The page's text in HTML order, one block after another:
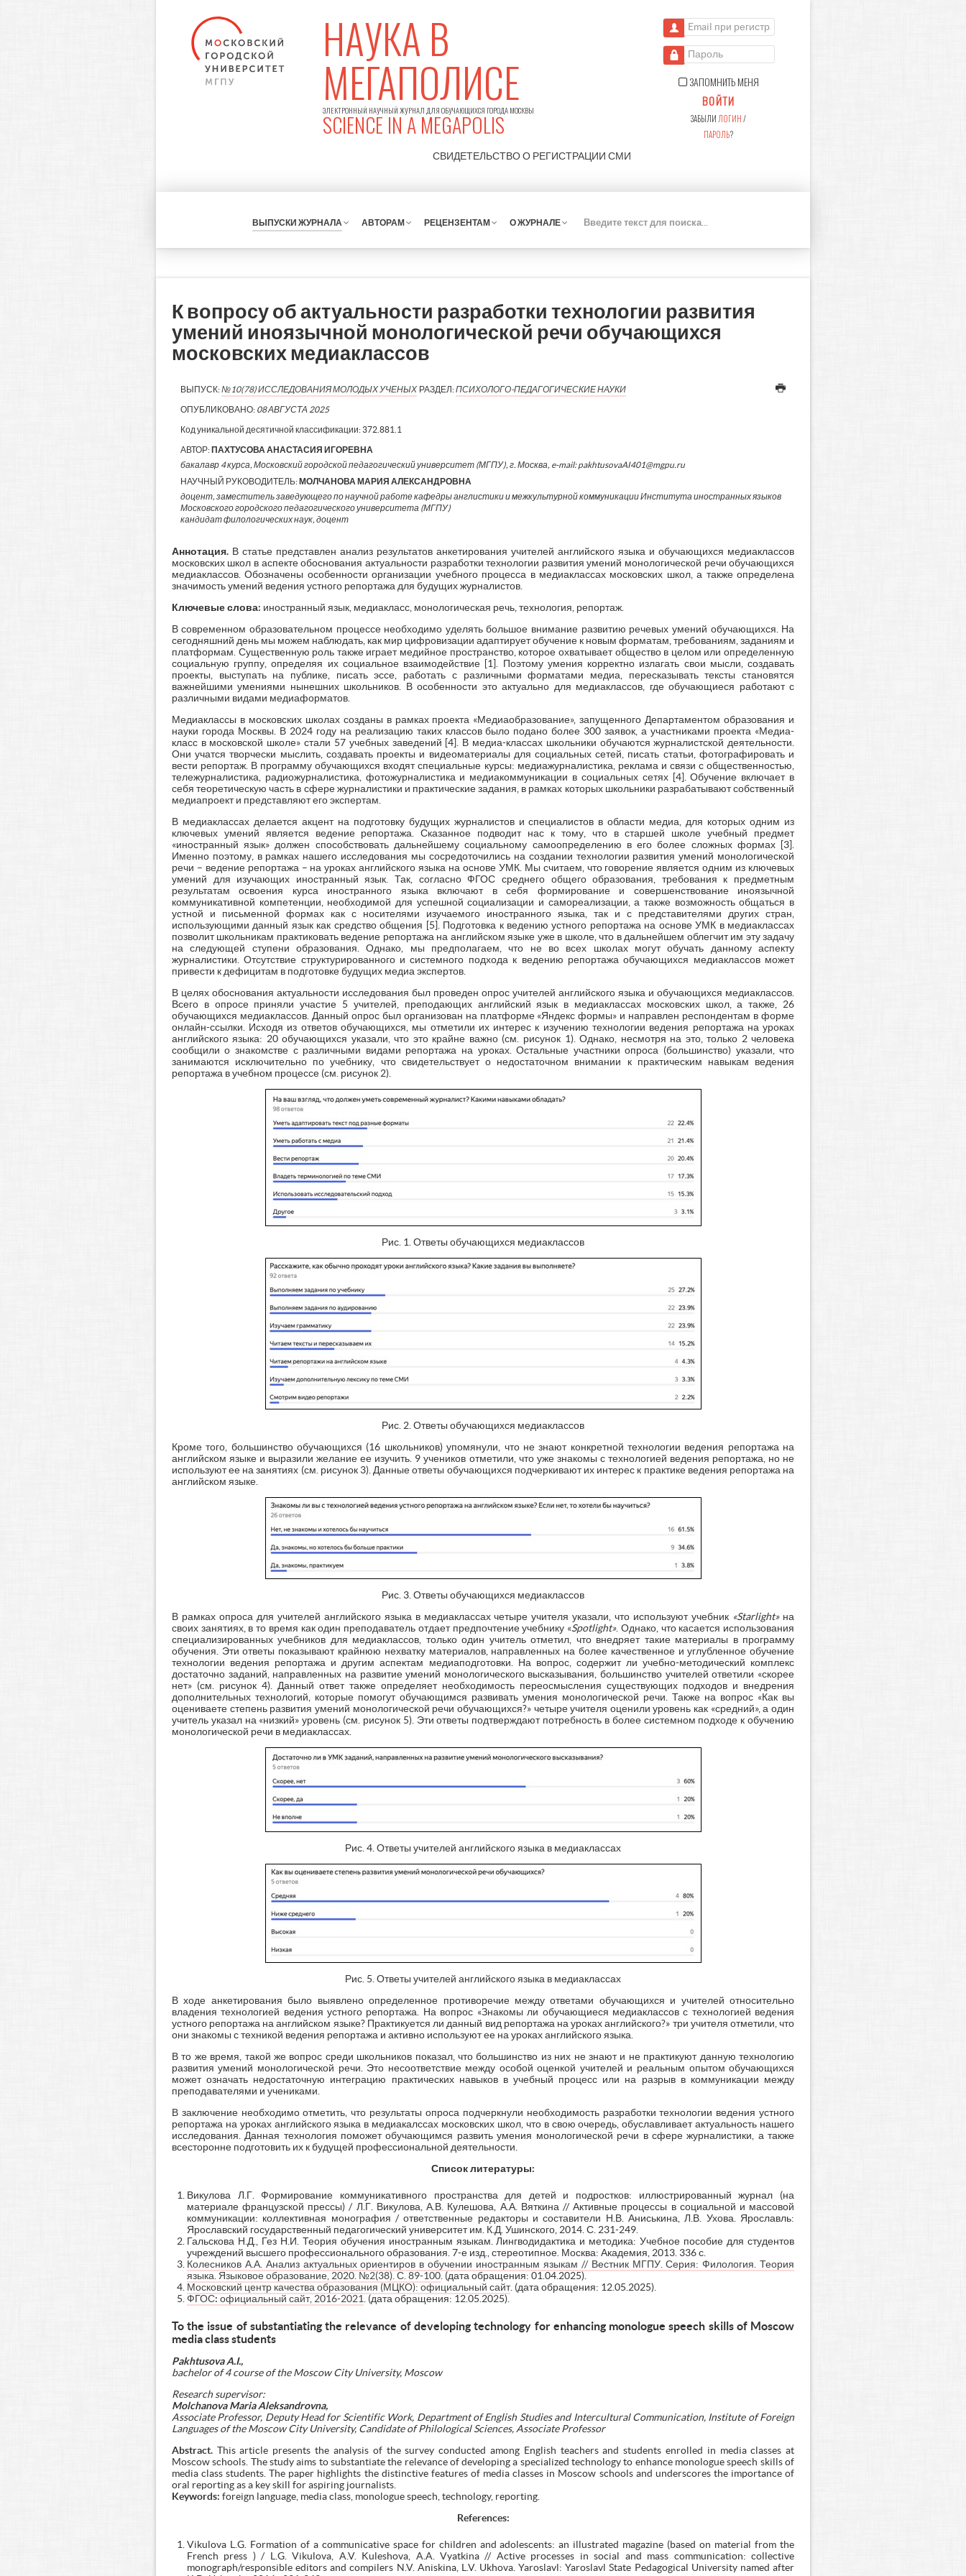
НАУКА В
МЕГАПОЛИСЕ
ЭЛЕКТРОННЫЙ НАУЧНЫЙ ЖУРНАЛ ДЛЯ ОБУЧАЮЩИХСЯ ГОРОДА МОСКВЫ
SCIENCE IN A MEGAPOLIS
СВИДЕТЕЛЬСТВО О РЕГИСТРАЦИИ СМИ
Email при регистрации
Пароль
ЗАПОМНИТЬ МЕНЯ
ВОЙТИ
ЗАБЫЛИ ЛОГИН/
ПАРОЛЬ?
ВЫПУСКИ ЖУРНАЛА АВТОРАМ РЕЦЕНЗЕНТАМ О ЖУРНАЛЕ
К
К вопросу об актуальности разработки технологии развития
умений иноязычной монологической речи обучающихся
московских медиаклассов
ВЫПУСК:№10(78) ИССЛЕДОВАНИЯ МОЛОДЫХ УЧЕНЫХ РАЗДЕЛ:ПСИХОЛОГО-ПЕДАГОГИЧЕСКИЕ НАУКИ
ОПУБЛИКОВАНО: 08 АВГУСТА 2025
Код уникальной десятичной классификации: 372.881.1
АВТОР: ПАХТУСОВА АНАСТАСИЯ ИГОРЕВНА
бакалавр 4 курса, Московский городской педагогический университет (МГПУ), г. Москва, e-mail: pakhtusovaAI401@mgpu.ru
НАУЧНЫЙ РУКОВОДИТЕЛЬ: МОЛЧАНОВА МАРИЯ АЛЕКСАНДРОВНА
доцент, заместитель заведующего по научной работе кафедры англистики и межкультурной коммуникации Института иностранных языков
Московского городского педагогического университета (МГПУ)
кандидат филологических наук, доцент
Аннотация.В статье представлен анализ результатов анкетирования учителей английского языка и обучающихся медиаклассов
московских школ в аспекте обоснования актуальности разработки технологии развития умений монологической речи обучающихся
медиаклассов. Обозначены особенности организации учебного процесса в медиаклассах московских школ, а также определена
значимость умений ведения устного репортажа для будущих журналистов.
Ключевые слова: иностранный язык, медиакласс, монологическая речь, технология, репортаж.
В современном образовательном процессе необходимо уделять большое внимание развитию речевых умений обучающихся. На
сегодняшний день мы можем наблюдать, как мир цифровизации адаптирует обучение к новым форматам, требованиям, заданиям и
платформам. Существенную роль также играет медийное пространство, которое охватывает общество в целом или определенную
социальную группу, определяя их социальное взаимодействие [1]. Поэтому умения корректно излагать свои мысли, создавать
проекты, выступать на публике, писать эссе, работать с различными форматами медиа, пересказывать тексты становятся
важнейшими умениями нынешних школьников. В особенности это актуально для медиаклассов, где обучающиеся работают с
различными видами медиаформатов.
Медиаклассы в московских школах созданы в рамках проекта «Медиаобразование», запущенного Департаментом образования и
науки города Москвы. В 2024 году на реализацию таких классов было подано более 300 заявок, а участниками проекта «Медиа-
класс в московской школе» стали 57 учебных заведений [4]. В медиа-классах школьники обучаются журналистской деятельности.
Они учатся творчески мыслить, создавать проекты и видеоматериалы для социальных сетей, писать статьи, фотографировать и
вести репортаж. В программу обучающихся входят специальные курсы: медиажурналистика, реклама и связи с общественностью,
тележурналистика, радиожурналистика, фотожурналистика и медиакоммуникации в социальных сетях [4]. Обучение включает в
себя теоретическую часть в сфере журналистики и практические задания, в рамках которых школьники разрабатывают собственный
медиапроект и представляют его экспертам.
В медиаклассах делается акцент на подготовку будущих журналистов и специалистов в области медиа, для которых одним из
ключевых умений является ведение репортажа. Сказанное подводит нас к тому, что в старшей школе учебный предмет
«иностранный язык» должен способствовать дальнейшему социальному самоопределению в его более сложных формах [3].
Именно поэтому, в рамках нашего исследования мы сосредоточились на создании технологии развития умений монологической
речи – ведение репортажа – на уроках английского языка на основе УМК. Мы считаем, что говорение является одним из ключевых
умений для изучающих иностранный язык. Так, согласно ФГОС среднего общего образования, требования к предметным
результатам освоения курса иностранного языка включают в себя формирование и совершенствование иноязычной
коммуникативной компетенции, необходимой для успешной социализации и самореализации, а также возможность общаться в
устной и письменной формах как с носителями изучаемого иностранного языка, так и с представителями других стран,
использующими данный язык как средство общения [5]. Подготовка к ведению устного репортажа на основе УМК в медиаклассах
позволит школьникам практиковать ведение репортажа на английском языке уже в школе, что в дальнейшем облегчит им эту задачу
на следующей ступени образования. Однако, мы предполагаем, что не во всех школах могут обучать данному аспекту
журналистики. Отсутствие структурированного и системного подхода к ведению репортажа обучающихся медиаклассов может
привести к дефицитам в подготовке будущих медиа экспертов.
В целях обоснования актуальности исследования был проведен опрос учителей английского языка и обучающихся медиаклассов.
Всего в опросе приняли участие 5 учителей, преподающих английский язык в медиаклассах московских школ, а также, 26
обучающихся медиаклассов. Данный опрос был организован на платформе «Яндекс формы» и направлен респондентам в форме
онлайн-ссылки. Исходя из ответов обучающихся, мы отметили их интерес к изучению технологии ведения репортажа на уроках
английского языка: 20 обучающихся указали, что это крайне важно (см. рисунок 1). Однако, несмотря на это, только 2 человека
сообщили о знакомстве с различными видами репортажа на уроках. Остальные участники опроса (большинство) указали, что
занимаются исключительно по учебнику, что свидетельствует о недостаточном внимании к практическим навыкам ведения
репортажа в учебном процессе (см. рисунок 2).
Рис. 1. Ответы обучающихся медиаклассов
Рис. 2. Ответы обучающихся медиаклассов
Кроме того, большинство обучающихся (16 школьников) упомянули, что не знают конкретной технологии ведения репортажа на
английском языке и выразили желание ее изучить. 9 учеников отметили, что уже знакомы с технологией ведения репортажа, но не
используют ее на занятиях (см. рисунок 3). Данные ответы обучающихся подчеркивают их интерес к практике ведения репортажа на
английском языке.
Рис. 3. Ответы обучающихся медиаклассов
В рамках опроса для учителей английского языка в медиаклассах четыре учителя указали, что используют учебник «Starlight»на
своих занятиях, в то время как один преподаватель отдает предпочтение учебнику «Spotlight». Однако, что касается использования
специализированных учебников для медиаклассов, только один учитель отметил, что внедряет такие материалы в программу
обучения. Эти ответы показывают крайнюю нехватку материалов, направленных на более качественное и углубленное обучение
технологии ведения репортажа и другим аспектам медиаподготовки. На вопрос, содержит ли учебно-методический комплекс
достаточно заданий, направленных на развитие умений монологического высказывания, большинство учителей ответили «скорее
нет» (см. рисунок 4). Данный ответ также определяет необходимость переосмысления существующих подходов и внедрения
дополнительных технологий, которые помогут обучающимся развивать умения монологической речи. Также на вопрос «Как вы
оцениваете степень развития умений монологической речи обучающихся?» четыре учителя оценили уровень как «средний», а один
учитель указал на «низкий» уровень (см. рисунок 5). Эти ответы подтверждают потребность в более системном подходе к обучению
монологической речи в медиаклассах.
Рис. 4. Ответы учителей английского языка в медиаклассах
Рис. 5. Ответы учителей английского языка в медиаклассах
В ходе анкетирования было выявлено определенное противоречие между ответами обучающихся и учителей относительно
владения технологией ведения устного репортажа. На вопрос «Знакомы ли обучающиеся медиаклассов с технологией ведения
устного репортажа на английском языке? Практикуется ли данный вид репортажа на уроках английского?» три учителя отметили, что
они знакомы с техникой ведения репортажа и активно используют ее на уроках английского языка.
В то же время, такой же вопрос среди школьников показал, что большинство из них не знают и не практикуют данную технологию
развития умений монологической речи. Это несоответствие между особой оценкой учителей и реальным опытом обучающихся
может означать недостаточную интеграцию практических навыков в учебный процесс или на разрыв в коммуникации между
преподавателями и учениками.
В заключение необходимо отметить, что результаты опроса подчеркнули необходимость разработки технологии ведения устного
репортажа на уроках английского языка в медиакалссах московских школ, что в свою очередь, обуславливает актуальность нашего
исследования. Данная технология поможет обучающимся развить умения монологической речи в сфере журналистики, а также
всесторонне подготовить их к будущей профессиональной деятельности.
Список литературы:
Викулова Л.Г. Формирование коммуникативного пространства для детей и подростков: иллюстрированный журнал (на
материале французской прессы) / Л.Г. Викулова, А.В. Кулешова, А.А. Вяткина // Активные процессы в социальной и массовой
коммуникации: коллективная монография / ответственные редакторы и составители Н.В. Аниськина, Л.В. Ухова. Ярославль:
Ярославский государственный педагогический университет им. К.Д. Ушинского, 2014. С. 231-249.
Гальскова Н.Д., Гез Н.И. Теория обучения иностранным языкам. Лингводидактика и методика: Учебное пособие для студентов
учреждений высшего профессионального образования. 7-е изд., стереотипное. Москва: Академия, 2013. 336 с.
Колесников А.А. Анализ актуальных ориентиров в обучении иностранным языкам // Вестник МГПУ. Серия: Филология. Теория
языка. Языковое образование, 2020. №2(38). С. 89-100. (дата обращения: 01.04.2025).
Московский центр качества образования (МЦКО): официальный сайт. (дата обращения: 12.05.2025).
ФГОС: официальный сайт, 2016-2021 . (дата обращения: 12.05.2025).
To the issue of substantiating the relevance of developing technology for enhancing monologue speech skills of Moscow
media class students
Pakhtusova A.I.,
bachelor of 4 course of the Moscow City University, Moscow
Research supervisor:
Molchanova Maria Aleksandrovna,
Associate Professor, Deputy Head for Scientific Work, Department of English Studies and Intercultural Communication, Institute of Foreign
Languages of the Moscow City University, Candidate of Philological Sciences, Associate Professor
Abstract. This article presents the analysis of the survey conducted among English teachers and students enrolled in media classes at
Moscow schools. The study aims to substantiate the relevance of developing a specialized technology to enhance monologue speech skills of
media class students. The paper highlights the distinctive features of media classes in Moscow schools and underscores the importance of
oral reporting as a key skill for aspiring journalists.
Keywords: foreign language, media class, monologue speech, technology, reporting.
References:
Vikulova L.G. Formation of a communicative space for children and adolescents: an illustrated magazine (based on material from the
French press ) / L.G. Vikulova, A.V. Kuleshova, A.A. Vyatkina // Active processes in social and mass communication: collective
monograph/responsible editors and compilers N.V. Aniskina, L.V. Ukhova. Yaroslavl: Yaroslavl State Pedagogical University named after